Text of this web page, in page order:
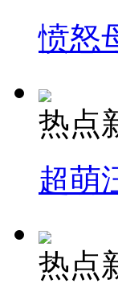
愤怒
热点
超萌
热点